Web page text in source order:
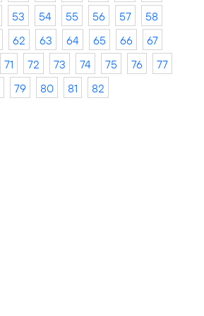
53 54 55 56 57
58
62 63 64 65 66
67
71 72 73 74 75 76
77
79 80 81 82